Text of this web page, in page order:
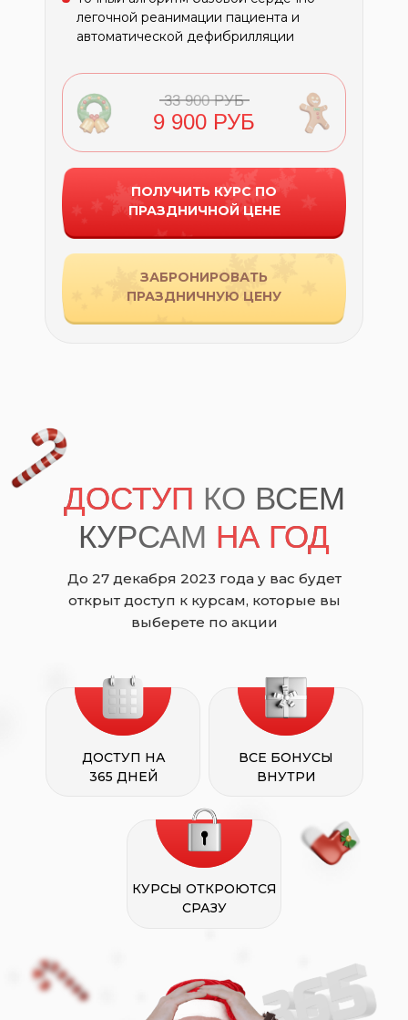
легочной реанимации пациента и
автоматической дефибрилляции
9 900 РУБ
33 900 РУБ
ПОЛУЧИТЬ КУРС ПО
ПРАЗДНИЧНОЙ ЦЕНЕ
ЗАБРОНИРОВАТЬ
ПРАЗДНИЧНУЮ ЦЕНУ
ДОСТУП КО ВСЕМ
КУРСАМ НА ГОД
До 27 декабря 2023 года у вас будет
открыт доступ к курсам, которые вы
выберете по акции
ДОСТУП НА
365 ДНЕЙ
ВСЕ БОНУСЫ
ВНУТРИ
КУРСЫ ОТКРОЮТСЯ
СРАЗУ